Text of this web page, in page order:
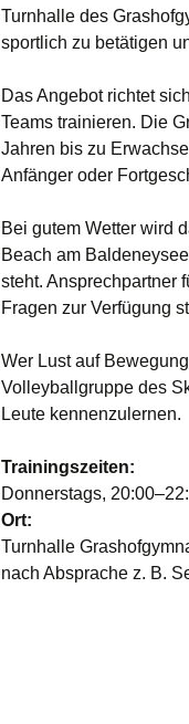
Turnhalle des
sportlich zu betätigen
Das Angebot richtet
Teams trainieren. Die
Jahren bis zu
Anfänger oder
Bei gutem Wetter wird
Beach am
steht. Ansprechpartner
Fragen zur Verfügung
Wer Lust auf
Volleyballgruppe des
Leute kennenzulernen.
Trainingszeiten:
Donnerstags,
Ort:
Turnhalle
nach Absprache z. B.